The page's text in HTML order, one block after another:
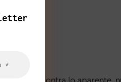
Lucha contra lo aparente,